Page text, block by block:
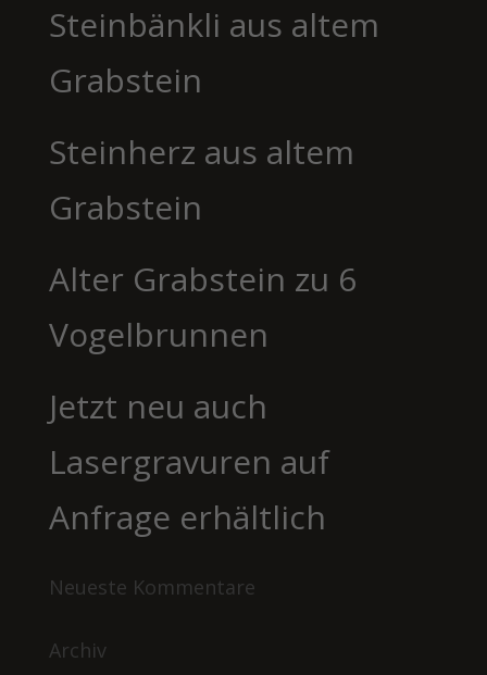
Steinbänkli aus altem
Grabstein
Steinherz aus altem
Grabstein
Alter Grabstein zu 6
Vogelbrunnen
Jetzt neu auch
Lasergravuren auf
Anfrage erhältlich
Neueste Kommentare
Archiv